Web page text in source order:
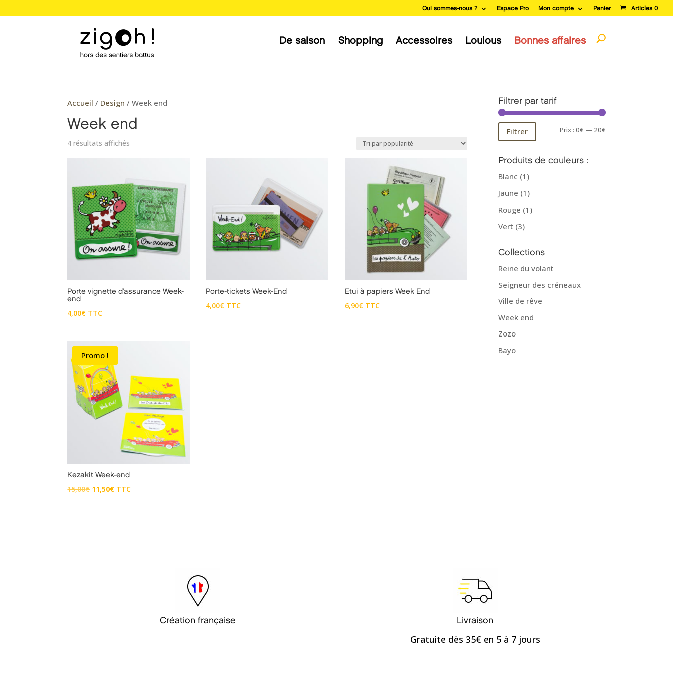
Qui sommes-nous ? Espace Pro Mon compte Panier Articles 0
De saison Shopping Accessoires Loulous Bonnes affaires
Accueil / Design / Week end
Week end
4 résultats affichés
Porte vignette d’assurance Week-
end
4,00€ TTC
Porte-tickets Week-End
4,00€ TTC
Etui à papiers Week End
6,90€ TTC
Promo !
Kezakit Week-end
15,00€ Le
11,50€LeTTC
Filtrer par tarif
Prix
Prix
Filtrer Prix : 0€ — 20€
Produits de couleurs :
Blanc (1)
Jaune (1)
Rouge (1)
Vert (3)
Collections
Reine du volant
Seigneur des créneaux
Ville de rêve
Week end
Zozo
Bayo
Création française Livraison
Gratuite dès 35€ en 5 à 7 jours